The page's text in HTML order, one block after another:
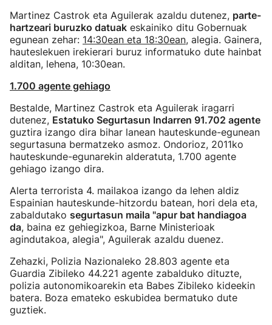
Martinez Castrok eta Aguilerak azaldu dutenez, parte-
hartzeari buruzko datuak eskainiko ditu Gobernuak
egunean zehar: 14:30ean eta 18:30ean, alegia. Gainera,
hauteslekuen irekierari buruz informatuko dute hainbat
alditan, lehena, 10:30ean.
1.700 agente gehiago
Bestalde, Martinez Castrok eta Aguilerak iragarri
dutenez, Estatuko Segurtasun Indarren 91.702 agente
guztira izango dira bihar lanean hauteskunde-egunean
segurtasuna bermatzeko asmoz. Ondorioz, 2011ko
hauteskunde-egunarekin alderatuta, 1.700 agente
gehiago izango dira.
Alerta terrorista 4. mailakoa izango da lehen aldiz
Espainian hauteskunde-hitzordu batean, hori dela eta,
zabaldutako segurtasun maila "apur bat handiagoa
da, baina ez gehiegizkoa, Barne Ministerioak
agindutakoa, alegia", Aguilerak azaldu duenez.
Zehazki, Polizia Nazionaleko 28.803 agente eta
Guardia Zibileko 44.221 agente zabalduko dituzte,
polizia autonomikoarekin eta Babes Zibileko kideekin
batera. Boza emateko eskubidea bermatuko dute
guztiek.